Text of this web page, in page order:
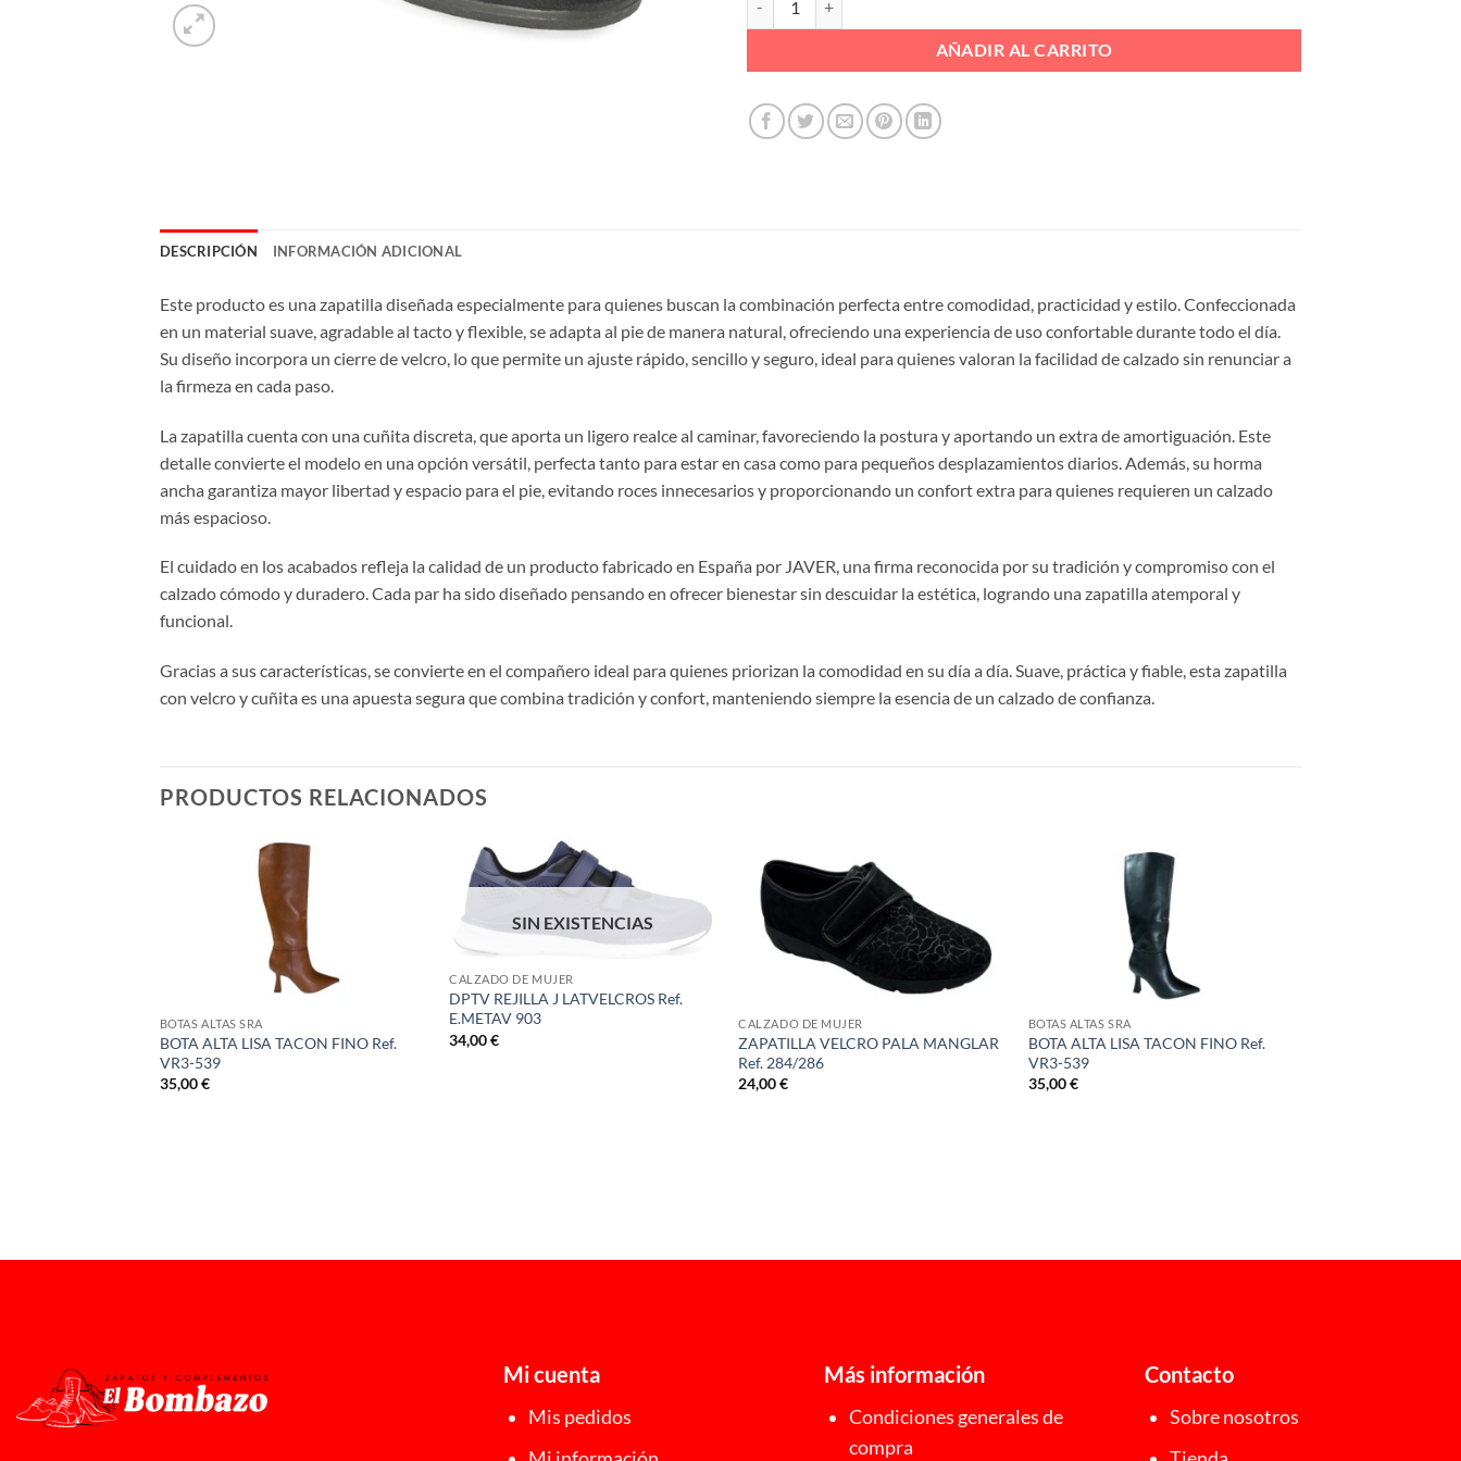
AÑADIR AL CARRITO
DESCRIPCIÓN INFORMACIÓN ADICIONAL
Este producto es una zapatilla diseñada especialmente para quienes buscan la combinación perfecta entre comodidad, practicidad y estilo. Confeccionada
en un material suave, agradable al tacto y flexible, se adapta al pie de manera natural, ofreciendo una experiencia de uso confortable durante todo el día.
Su diseño incorpora un cierre de velcro, lo que permite un ajuste rápido, sencillo y seguro, ideal para quienes valoran la facilidad de calzado sin renunciar a
la firmeza en cada paso.
La zapatilla cuenta con una cuñita discreta, que aporta un ligero realce al caminar, favoreciendo la postura y aportando un extra de amortiguación. Este
detalle convierte el modelo en una opción versátil, perfecta tanto para estar en casa como para pequeños desplazamientos diarios. Además, su horma
ancha garantiza mayor libertad y espacio para el pie, evitando roces innecesarios y proporcionando un confort extra para quienes requieren un calzado
más espacioso.
El cuidado en los acabados refleja la calidad de un producto fabricado en España por JAVER, una firma reconocida por su tradición y compromiso con el
calzado cómodo y duradero. Cada par ha sido diseñado pensando en ofrecer bienestar sin descuidar la estética, logrando una zapatilla atemporal y
funcional.
Gracias a sus características, se convierte en el compañero ideal para quienes priorizan la comodidad en su día a día. Suave, práctica y fiable, esta zapatilla
con velcro y cuñita es una apuesta segura que combina tradición y confort, manteniendo siempre la esencia de un calzado de confianza.
PRODUCTOS RELACIONADOS
BOTAS ALTAS SRA
BOTA ALTA LISA TACON FINO Ref.
VR3-539
35,00€
SIN EXISTENCIAS
CALZADO DE MUJER
DPTV REJILLA J LATVELCROS Ref.
E.METAV 903
34,00€
CALZADO DE MUJER
ZAPATILLA VELCRO PALA MANGLAR
Ref. 284/286
24,00€
BOTAS ALTAS SRA
BOTA ALTA LISA TACON FINO Ref.
VR3-539
35,00€
Mi cuenta
Mis pedidos
Más información
Condiciones generales de
compra
Contacto
Sobre nosotros